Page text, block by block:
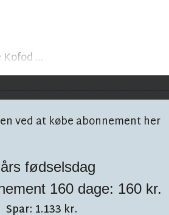
...
ved at købe abonnement her
fødselsdag
160 dage: 160 kr.
Spar: 1.133 kr.